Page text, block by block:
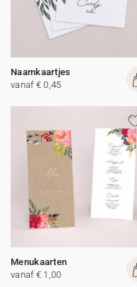
Naamkaartjes
vanaf € 0,45
Menukaarten
vanaf € 1,00